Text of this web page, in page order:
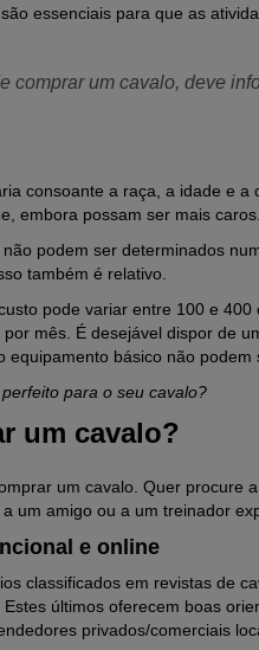
essenciais para que as
comprar um cavalo, deve
consoante a raça, a idade e a
embora possam ser mais caros.
podem ser determinados
também é relativo.
pode variar entre 100 e 400
mês. É desejável dispor de
equipamento básico não podem
perfeito para o seu cavalo?
um cavalo?
um cavalo. Quer procure
um amigo ou a um treinador
e online
classificados em revistas de
Estes últimos oferecem boas
privados/comerciais